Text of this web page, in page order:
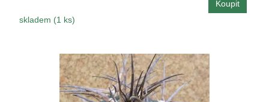
skladem (1 ks)